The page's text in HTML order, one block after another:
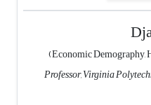
Professor, Virginia